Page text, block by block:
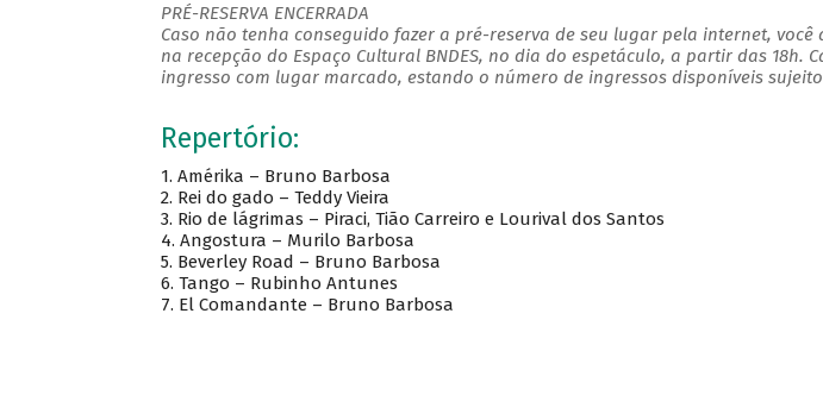
PRÉ-RESERVA ENCERRADA
Caso não tenha conseguido fazer a pré-reserva de seu lugar pela internet,
na recepção do Espaço Cultural BNDES, no dia do espetáculo, a partir das 18h.
ingresso com lugar marcado, estando o número de ingressos disponíveis
Repertório:
1. Amérika – Bruno Barbosa
2. Rei do gado – Teddy Vieira
3. Rio de lágrimas – Piraci, Tião Carreiro e Lourival dos Santos
4. Angostura – Murilo Barbosa
5. Beverley Road – Bruno Barbosa
6. Tango – Rubinho Antunes
7. El Comandante – Bruno Barbosa